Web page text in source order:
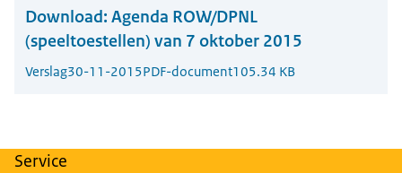
Download: Agenda ROW/DPNL
(speeltoestellen) van 7 oktober 2015
Verslag30-11-2015PDF-document105.34 KB
Service